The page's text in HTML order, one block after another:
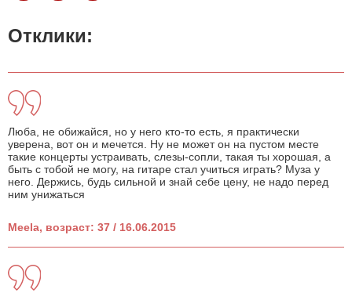
Отклики:
Люба, не обижайся, но у него кто-то есть, я практически
уверена, вот он и мечется. Ну не может он на пустом месте
такие концерты устраивать, слезы-сопли, такая ты хорошая, а
быть с тобой не могу, на гитаре стал учиться играть? Муза у
него. Держись, будь сильной и знай себе цену, не надо перед
ним унижаться
Meela, возраст: 37 / 16.06.2015